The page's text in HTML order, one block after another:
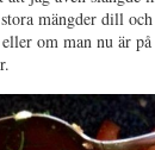
mängder dill
om man nu är